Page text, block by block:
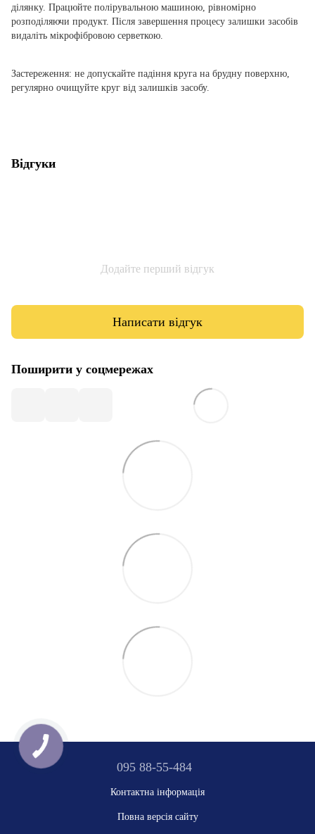
ділянку. Працюйте полірувальною машиною, рівномірно
розподіляючи продукт. Після завершення процесу залишки засобів
видаліть мікрофібровою серветкою.
Застереження: не допускайте падіння круга на брудну поверхню,
регулярно очищуйте круг від залишків засобу.
Відгуки
Додайте перший відгук
Написати відгук
Поширити у соцмережах
095 88-55-484
Контактна інформація
Повна версія сайту